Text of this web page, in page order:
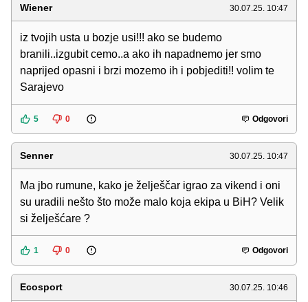
Wiener 30.07.25. 10:47
iz tvojih usta u bozje usi!!! ako se budemo
branili..izgubit cemo..a ako ih napadnemo jer smo
naprijed opasni i brzi mozemo ih i pobjediti!! volim te
Sarajevo
5 0 Odgovori
Senner 30.07.25. 10:47
Ma jbo rumune, kako je želješčar igrao za vikend i oni
su uradili nešto što može malo koja ekipa u BiH? Velik
si želješćare ?
1 0 Odgovori
Ecosport 30.07.25. 10:46